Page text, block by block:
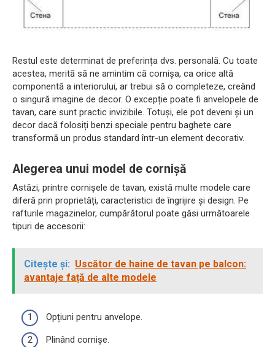
Restul este determinat de preferința dvs. personală. Cu toate
acestea, merită să ne amintim că cornișa, ca orice altă
componentă a interiorului, ar trebui să o completeze, creând
o singură imagine de decor. O excepție poate fi anvelopele de
tavan, care sunt practic invizibile. Totuși, ele pot deveni și un
decor dacă folosiți benzi speciale pentru baghete care
transformă un produs standard într-un element decorativ.
Alegerea unui model de cornișă
Astăzi, printre cornișele de tavan, există multe modele care
diferă prin proprietăți, caracteristici de îngrijire și design. Pe
rafturile magazinelor, cumpărătorul poate găsi următoarele
tipuri de accesorii:
Citește și: Uscător de haine de tavan pe balcon:
avantaje față de alte modele
Opțiuni pentru anvelope.
Plinând cornișe.